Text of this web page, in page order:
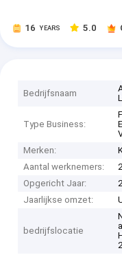
16 YEARS 5.0
Bedrijfsnaam
Type Business:
Merken:
Aantal werknemers:
Opgericht Jaar:
Jaarlijkse omzet:
bedrijfslocatie